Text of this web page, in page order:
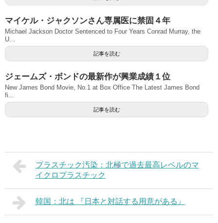
マイケル・ジャクソンさん専属医に禁固４年
Michael Jackson Doctor Sentenced to Four Years Conrad Murray, the
U...
記事を読む
ジェームズ・ボンドの最新作が興業成績１位
New James Bond Movie, No.1 at Box Office The Latest James Bond
fi...
記事を読む
プラスチック汚染：北極で過去最高レベルのマ
イクロプラスチック
韓国：北は 『日本と対話する用意がある』